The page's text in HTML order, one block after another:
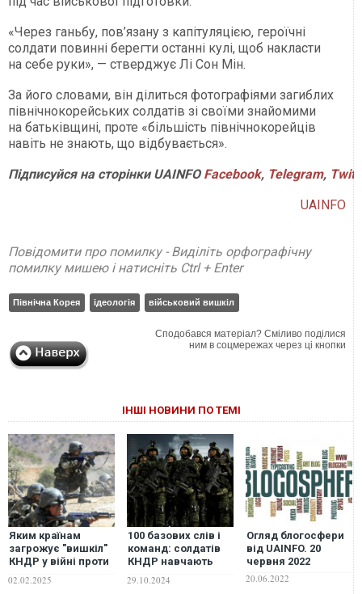
«Через ганьбу, пов’язану з капітуляцією, героїчні
солдати повинні берегти останні кулі, щоб накласти
на себе руки», — стверджує Лі Сон Мін.
За його словами, він ділиться фотографіями загиблих
північнокорейських солдатів зі своїми знайомими
на батьківщині, проте «більшість північнокорейців
навіть не знають, що відбувається».
ПідписуйсянасторінкиUAINFO Facebook, Telegram,
UAINFO
Повідомити про помилку - Виділіть орфографічну
помилку мишею і натисніть Ctrl + Enter
Північна Корея ідеологія військовий вишкіл
Сподобався матеріал? Сміливо поділися
ним в соцмережах через ці кнопки
ІНШІ НОВИНИ ПО ТЕМІ
Яким країнам
загрожує "вишкіл"
КНДР у війні проти
Зеленського
02.02.2025
100 базових слів і
команд: солдатів
КНДР навчають
після чого
29.10.2024
Огляд блогосфери
від UAINFO. 20
червня 2022
20.06.2022